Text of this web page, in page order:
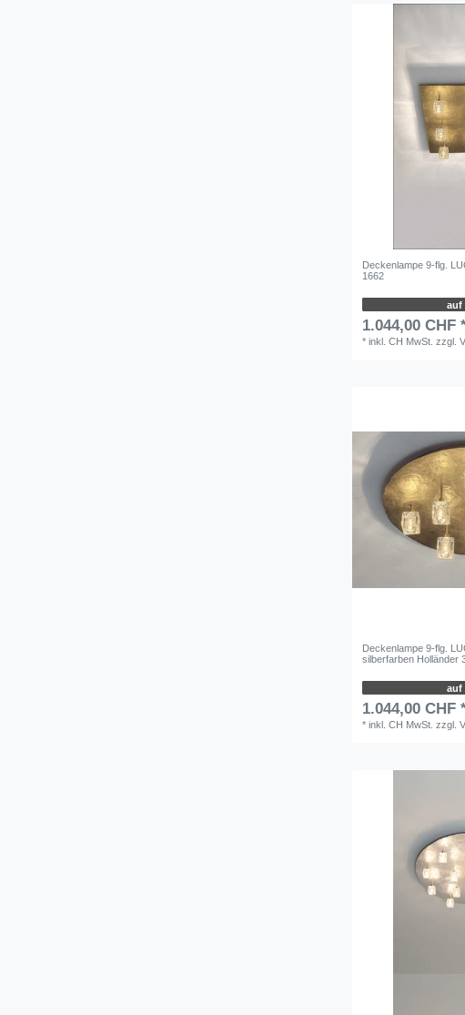
Deckenlampe 9-flg.
1662
auf
1.044,00 CHF
*inkl. CH MwSt. zzgl.
Deckenlampe 9-flg.
silberfarben Holländer
auf
1.044,00 CHF
*inkl. CH MwSt. zzgl.